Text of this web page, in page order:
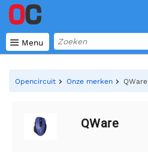
 Menu
Opencircuit Onze merken QWare
QWare